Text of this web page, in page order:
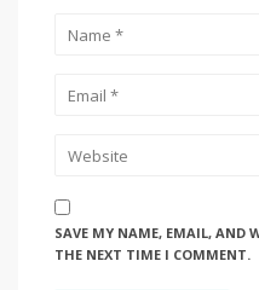
SAVE MY NAME, EMAIL, AND
THE NEXT TIME I COMMENT.